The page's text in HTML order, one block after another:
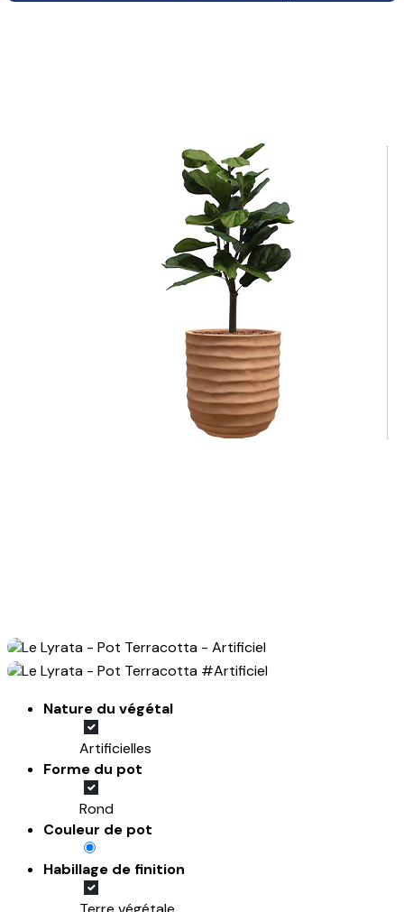
Nature du végétal
Artificielles
Forme du pot
Rond
Couleur de pot
Habillage de finition